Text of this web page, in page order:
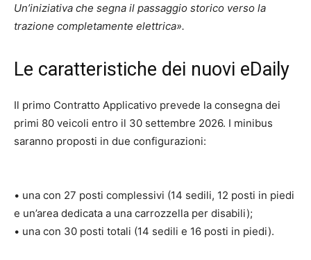
Un’iniziativa che segna il passaggio storico verso la
trazione completamente elettrica».
Le caratteristiche dei nuovi eDaily
Il primo Contratto Applicativo prevede la consegna dei
primi 80 veicoli entro il 30 settembre 2026. I minibus
saranno proposti in due configurazioni:
• una con 27 posti complessivi (14 sedili, 12 posti in piedi
e un’area dedicata a una carrozzella per disabili);
• una con 30 posti totali (14 sedili e 16 posti in piedi).